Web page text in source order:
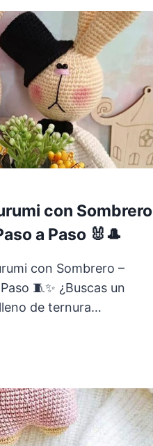
con Sombrero
a Paso 🐰🎩
con Sombrero –
🧵✨ ¿Buscas un
de ternura…